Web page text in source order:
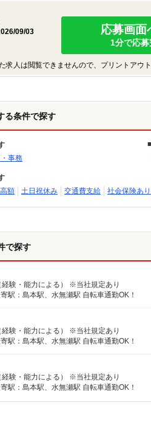
09/03
応募画面
1分で応
求人は閲覧できませんので、プリントアウ
る条件で探す
事務
額 土日祝休み 交通費支給 社会保険あり
で探す
験・能力による） ※当社規定あり
駅：島本駅、水無瀬駅 自転車通勤OK！
験・能力による） ※当社規定あり
駅：島本駅、水無瀬駅 自転車通勤OK！
験・能力による） ※当社規定あり
駅：島本駅、水無瀬駅 自転車通勤OK！